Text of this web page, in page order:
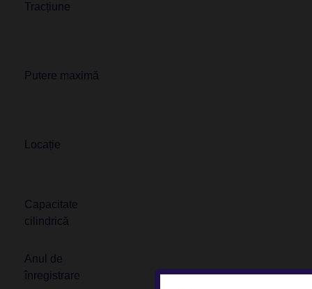
Tracțiune
Putere maximă
Locație
Capacitate
cilindrică
Anul de
înregistrare